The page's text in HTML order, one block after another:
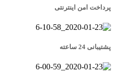
پرداخت امن اینترنتی
پشتیبانی 24 ساعته